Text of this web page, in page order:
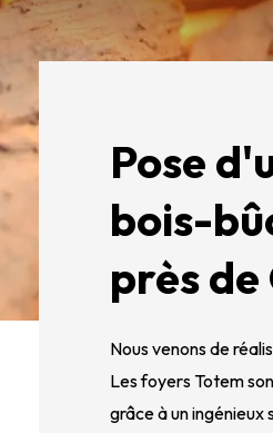
Pose
bois-
près de
Nous venons de
Les foyers Totem
grâce à un